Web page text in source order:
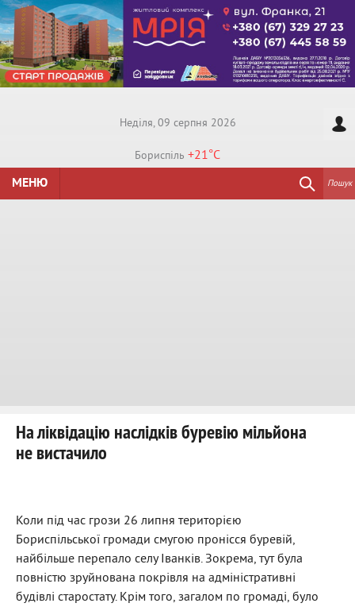
Недiля, 09 серпня 2026
Бориспiль +21°C
МЕНЮ
Пошук
На ліквідацію наслідків буревію мільйона
не вистачило
Коли під час грози 26 липня територією
Бориспільської громади смугою пронісся буревій,
найбільше перепало селу Іванків. Зокрема, тут була
повністю зруйнована покрівля на адміністративні
будівлі старостату. Крім того, загалом по громаді, було